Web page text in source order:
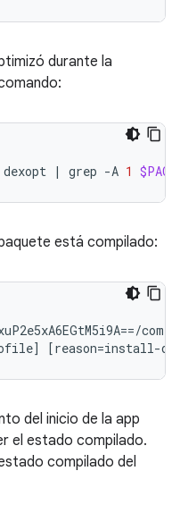
durante la
dexopt | grep -A 1
está compilado:
del inicio de la app
el estado compilado.
compilado del